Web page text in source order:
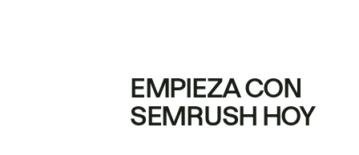
EMPIEZA CON
SEMRUSH HOY